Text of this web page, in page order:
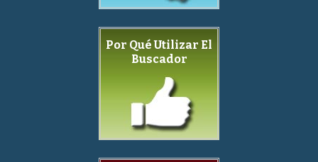
Por Qué Utilizar El
Buscador